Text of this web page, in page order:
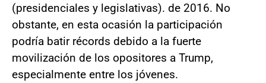
(presidenciales y legislativas). de 2016. No
obstante, en esta ocasión la participación
podría batir récords debido a la fuerte
movilización de los opositores a Trump,
especialmente entre los jóvenes.